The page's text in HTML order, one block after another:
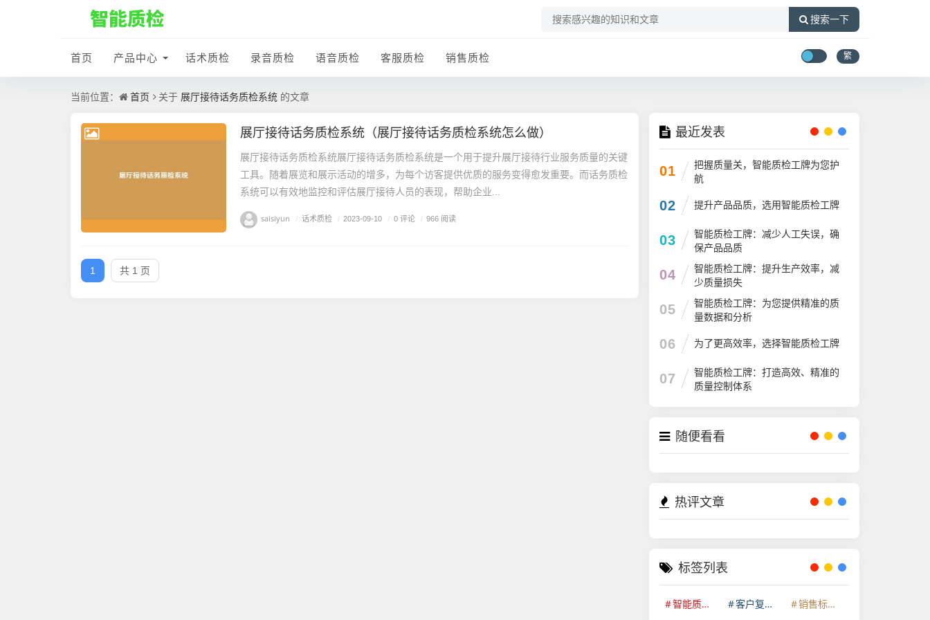
搜索一下
首页 产品中心 话术质检 录音质检 语音质检 客服质检 销售质检 繁
当前位置： 首页 关于 展厅接待话务质检系统 的文章
展厅接待话务质检系统（展厅接待话务质检系统怎么做）
展厅接待话务质检系统展厅接待话务质检系统是一个用于提升展厅接待行业服务质量的关键
工具。随着展览和展示活动的增多，为每个访客提供优质的服务变得愈发重要。而话务质检
系统可以有效地监控和评估展厅接待人员的表现，帮助企业...
saisiyun / 话术质检 / 2023-09-10 / 0 评论 / 966 阅读
1 共 1 页
最近发表
01
把握质量关，智能质检工牌为您护
航
02 提升产品品质，选用智能质检工牌
03
智能质检工牌：减少人工失误，确
保产品品质
04
智能质检工牌：提升生产效率，减
少质量损失
05
智能质检工牌：为您提供精准的质
量数据和分析
06 为了更高效率，选择智能质检工牌
07
智能质检工牌：打造高效、精准的
质量控制体系
随便看看
热评文章
标签列表
智能质检系统 客户复访话术质检系统 销售标准话术质检平台